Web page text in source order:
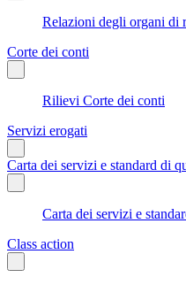
Relazioni degli organi di
Corte dei conti
Rilievi Corte dei conti
Servizi erogati
Carta dei servizi e standard di
Carta dei servizi e
Class action